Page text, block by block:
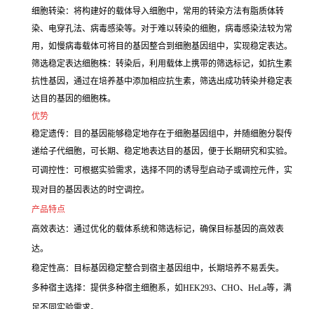
细胞转染：将构建好的载体导入细胞中，常用的转染方法有脂质体转
染、电穿孔法、病毒感染等。对于难以转染的细胞，病毒感染法较为常
用，如慢病毒载体可将目的基因整合到细胞基因组中，实现稳定表达。
筛选稳定表达细胞株：转染后，利用载体上携带的筛选标记，如抗生素
抗性基因，通过在培养基中添加相应抗生素，筛选出成功转染并稳定表
达目的基因的细胞株。
优势
稳定遗传：目的基因能够稳定地存在于细胞基因组中，并随细胞分裂传
递给子代细胞，可长期、稳定地表达目的基因，便于长期研究和实验。
可调控性：可根据实验需求，选择不同的诱导型启动子或调控元件，实
现对目的基因表达的时空调控。
产品特点
高效表达：通过优化的载体系统和筛选标记，确保目标基因的高效表
达。
稳定性高：目标基因稳定整合到宿主基因组中，长期培养不易丢失。
多种宿主选择：提供多种宿主细胞系，如HEK293、CHO、HeLa等，满